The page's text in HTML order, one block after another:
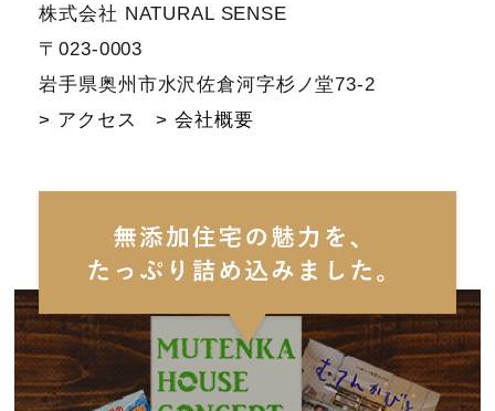
株式会社 NATURAL SENSE
〒023-0003
岩手県奥州市水沢佐倉河字杉ノ堂73-2
> アクセス
> 会社概要